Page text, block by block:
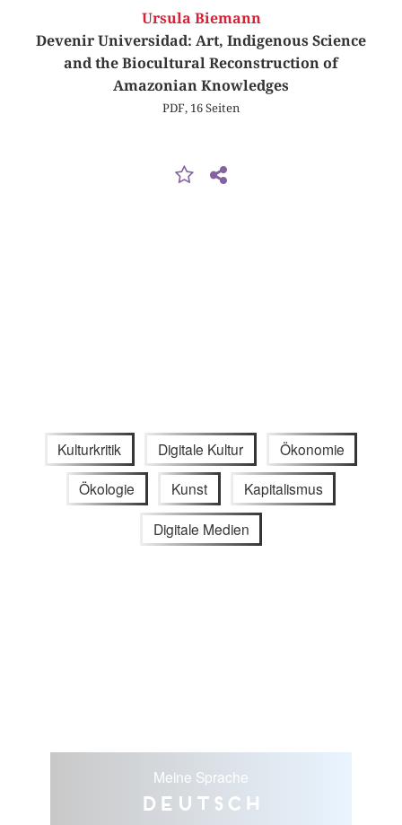
Ursula Biemann
Devenir Universidad: Art, Indigenous Science
and the Biocultural Reconstruction of
Amazonian Knowledges
PDF, 16 Seiten
Kulturkritik Digitale Kultur Ökonomie
Ökologie Kunst Kapitalismus
Digitale Medien
Meine Sprache
Deutsch